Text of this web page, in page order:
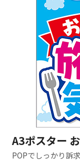
A3ポスター
POPでしっかり訴求